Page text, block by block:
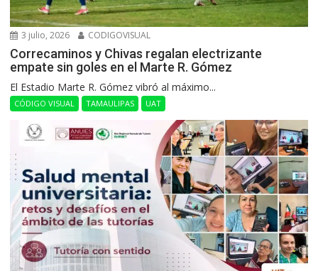
3 julio, 2026 CODIGOVISUAL
Correcaminos y Chivas regalan electrizante
empate sin goles en el Marte R. Gómez
El Estadio Marte R. Gómez vibró al máximo...
CÓDIGO VISUAL TAMAULIPAS UAT